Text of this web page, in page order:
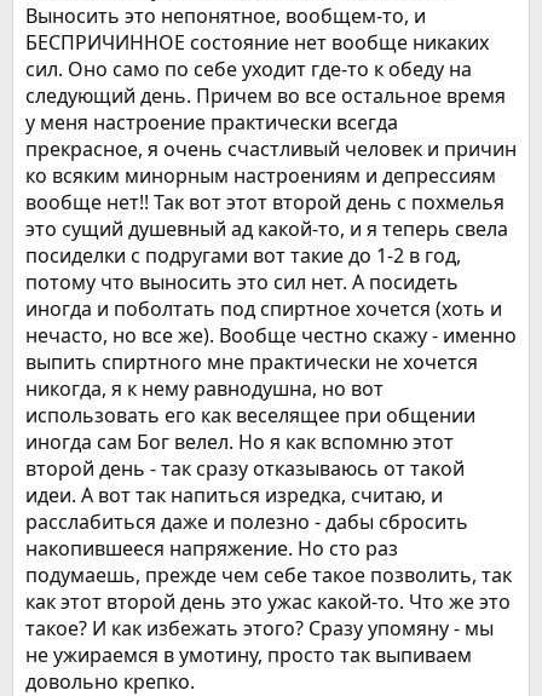
Выносить это непонятное, вообщем-то, и
БЕСПРИЧИННОЕ состояние нет вообще никаких
сил. Оно само по себе уходит где-то к обеду на
следующий день. Причем во все остальное время
у меня настроение практически всегда
прекрасное, я очень счастливый человек и причин
ко всяким минорным настроениям и депрессиям
вообще нет!! Так вот этот второй день с похмелья
это сущий душевный ад какой-то, и я теперь свела
посиделки с подругами вот такие до 1-2 в год,
потому что выносить это сил нет. А посидеть
иногда и поболтать под спиртное хочется (хоть и
нечасто, но все же). Вообще честно скажу - именно
выпить спиртного мне практически не хочется
никогда, я к нему равнодушна, но вот
использовать его как веселящее при общении
иногда сам Бог велел. Но я как вспомню этот
второй день - так сразу отказываюсь от такой
идеи. А вот так напиться изредка, считаю, и
расслабиться даже и полезно - дабы сбросить
накопившееся напряжение. Но сто раз
подумаешь, прежде чем себе такое позволить, так
как этот второй день это ужас какой-то. Что же это
такое? И как избежать этого? Сразу упомяну - мы
не ужираемся в умотину, просто так выпиваем
довольно крепко.